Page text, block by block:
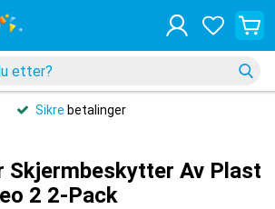
Sikre betalinger
Skjermbeskytter Av Plast
2 2-Pack